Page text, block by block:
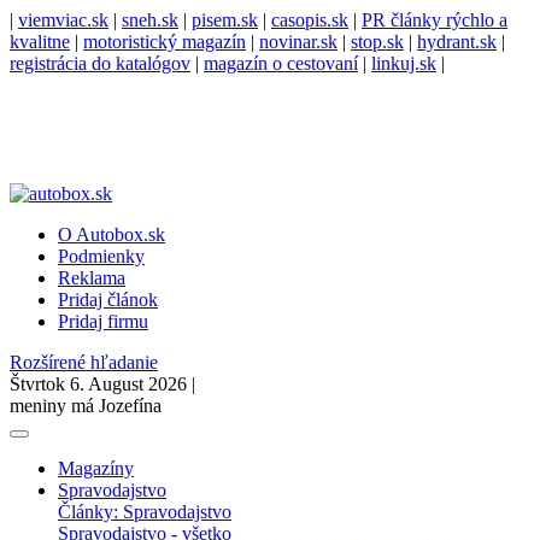
| viemviac.sk | sneh.sk | pisem.sk | casopis.sk | PR články rýchlo a
kvalitne | motoristický magazín | novinar.sk | stop.sk | hydrant.sk |
registrácia do katalógov | magazín o cestovaní| linkuj.sk |
O Autobox.sk
Podmienky
Reklama
Pridaj článok
Pridaj firmu
Rozšírené hľadanie
Štvrtok 6. August 2026 |
meniny má Jozefína
Magazíny
Spravodajstvo
Články: Spravodajstvo
Spravodajstvo - všetko